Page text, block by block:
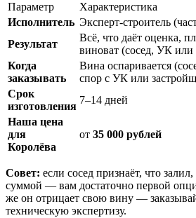
Параметр
Характеристика
Исполнитель Эксперт-строитель
Результат
Всё, что даёт оценка,
виноват (сосед, УК или
Когда
заказывать
Вина оспаривается
спор с УК или
Срок
изготовления
7–14 дней
Наша цена
для
Королёва
от 35 000 рублей
Совет: если сосед признаёт, что
суммой — вам достаточно первой
же он отрицает свою вину —
техническую экспертизу.